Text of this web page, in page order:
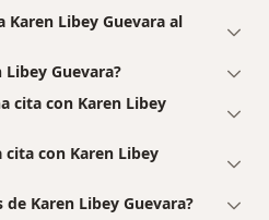
Karen Libey Guevara al
Guevara?
cita con Karen Libey
con Karen Libey
Karen Libey Guevara?